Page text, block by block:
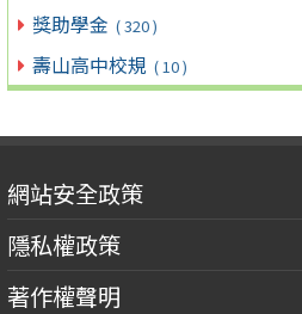
獎助學金 ( 320 )
壽山高中校規 ( 10 )
網站安全政策
隱私權政策
著作權聲明